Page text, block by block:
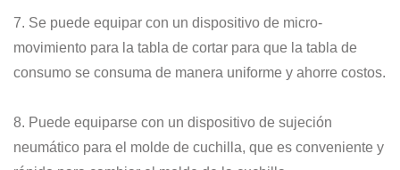
7. Se puede equipar con un dispositivo de micro-
movimiento para la tabla de cortar para que la tabla de
consumo se consuma de manera uniforme y ahorre costos.
8. Puede equiparse con un dispositivo de sujeción
neumático para el molde de cuchilla, que es conveniente y